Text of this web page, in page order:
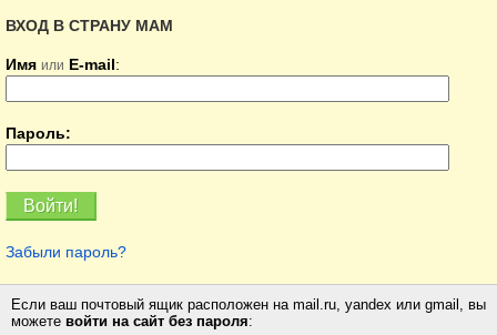
ВХОД В СТРАНУ МАМ
Имя или E-mail:
Пароль:
Забыли пароль?
Если ваш почтовый ящик расположен на mail.ru, yandex или gmail, вы
можете войти на сайт без пароля: